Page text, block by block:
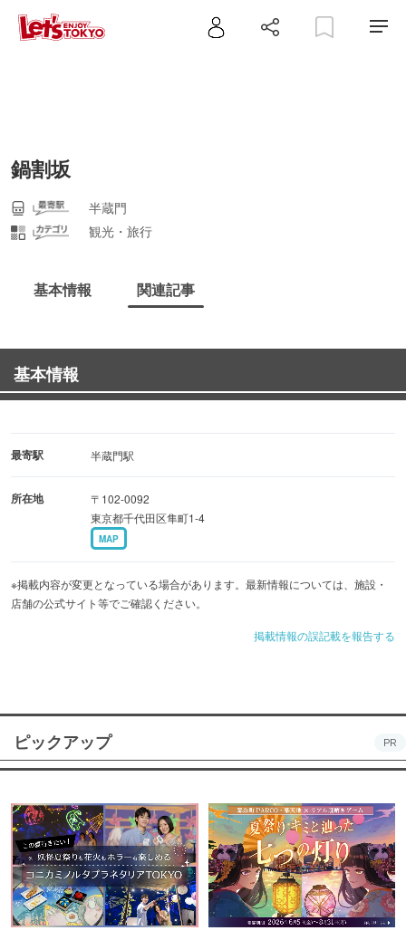
鍋割坂
半蔵門
観光・旅行
基本情報 関連記事
基本情報
最寄駅 半蔵門駅
所在地
〒102-0092
東京都千代田区隼町1-4
MAP
※掲載内容が変更となっている場合があります。最新情報については、施設・
店舗の公式サイト等でご確認ください。
掲載情報の誤記載を報告する
ピックアップ PR